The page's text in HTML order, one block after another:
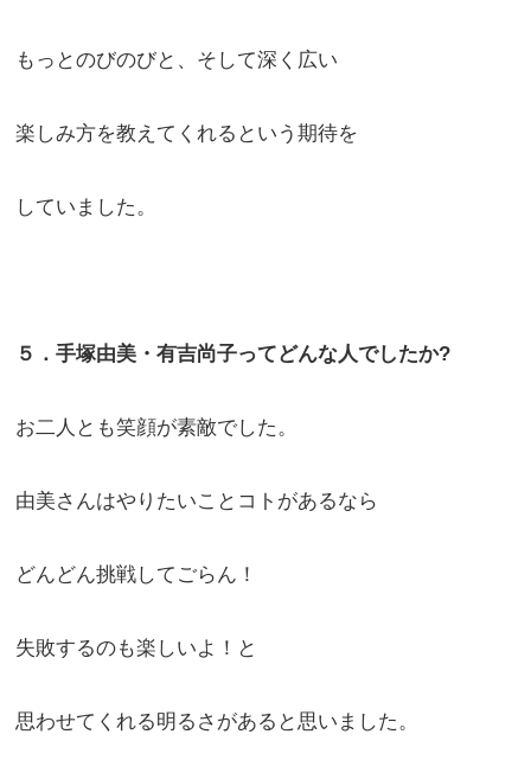
もっとのびのびと、そして深く広い
楽しみ方を教えてくれるという期待を
していました。
５．手塚由美・有吉尚子ってどんな人でしたか?
お二人とも笑顔が素敵でした。
由美さんはやりたいことコトがあるなら
どんどん挑戦してごらん！
失敗するのも楽しいよ！と
思わせてくれる明るさがあると思いました。